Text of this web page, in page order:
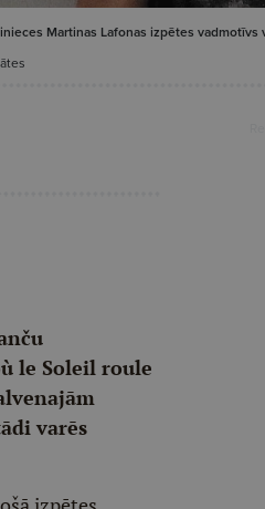
Martinas Lafonas izpētes
le Soleil roule
varēs